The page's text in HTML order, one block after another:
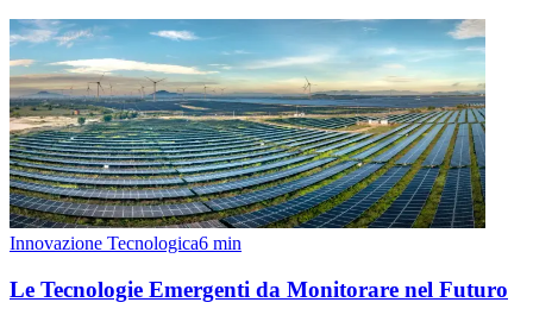
Innovazione Tecnologica6 min
Le Tecnologie Emergenti da Monitorare nel Futuro